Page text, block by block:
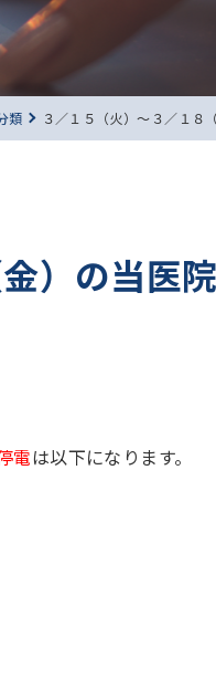
類 ３／１５（火）〜３／１８
）の当医
電は以下になります。